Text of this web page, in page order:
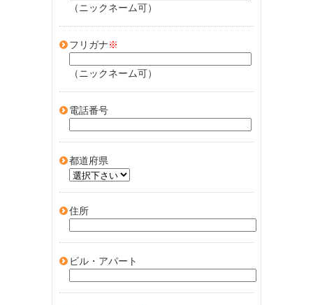
（ニックネーム可）
フリガナ※
（ニックネーム可）
電話番号
都道府県
住所
ビル・アパート